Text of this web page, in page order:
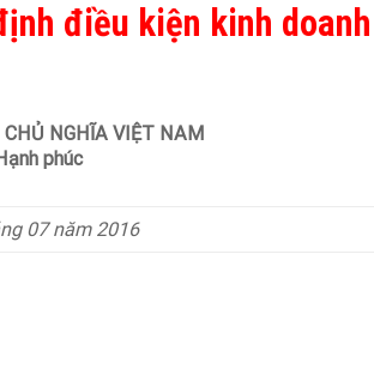
điều kiện kinh doanh
CHỦ NGHĨA VIỆT NAM
phúc
ng 07 năm 2016